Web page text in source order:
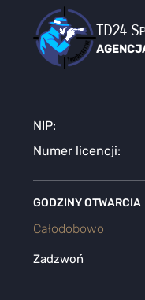
TD24
NIP:
Numer licencji:
GODZINY OTWARCIA
Całodobowo
Zadzwoń